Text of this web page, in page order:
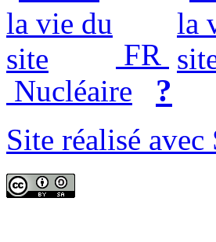
FR
Nucléaire
?
Site réalisé